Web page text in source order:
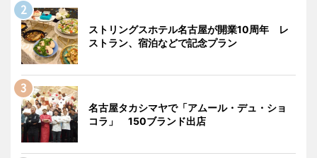
ストリングスホテル名古屋が開業10周年 レ
ストラン、宿泊などで記念プラン
名古屋タカシマヤで「アムール・デュ・ショ
コラ」 150ブランド出店